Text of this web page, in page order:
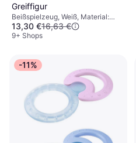
Greiffigur
Beißspielzeug, Weiß, Material:
Naturgummi
13,30 €16,63 €
9+ Shops
-11%